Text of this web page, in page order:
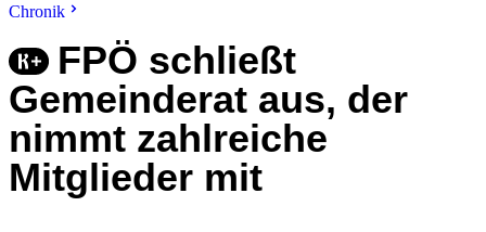
Chronik
FPÖ schließt
Gemeinderat aus, der
nimmt zahlreiche
Mitglieder mit